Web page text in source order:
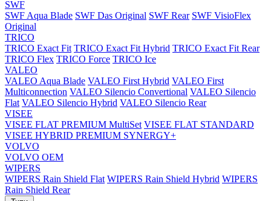
SWF
SWF Aqua Blade SWF Das Original SWF Rear SWF VisioFlex
Original
TRICO
TRICO Exact Fit TRICO Exact Fit Hybrid TRICO Exact Fit Rear
TRICO Flex TRICO Force TRICO Ice
VALEO
VALEO Aqua Blade VALEO First Hybrid VALEO First
Multiconnection VALEO Silencio Convertional VALEO Silencio
Flat VALEO Silencio Hybrid VALEO Silencio Rear
VISEE
VISEE FLAT PREMIUM MultiSet VISEE FLAT STANDARD
VISEE HYBRID PREMIUM SYNERGY+
VOLVO
VOLVO OEM
WIPERS
WIPERS Rain Shield Flat WIPERS Rain Shield Hybrid WIPERS
Rain Shield Rear